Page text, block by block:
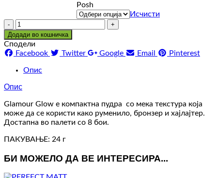
Posh
Исчисти
Количина
Додади во кошничка
Сподели
Facebook
Twitter Google Email Pinterest
Опис
Опис
Glamour Glow е компактна пудра со мека текстура која
може да се користи како руменило, бронзер и хајлајтер.
Достапна во палети со 8 бои.
ПАКУВАЊЕ: 24 г
БИ МОЖЕЛО ДА ВЕ ИНТЕРЕСИРА...